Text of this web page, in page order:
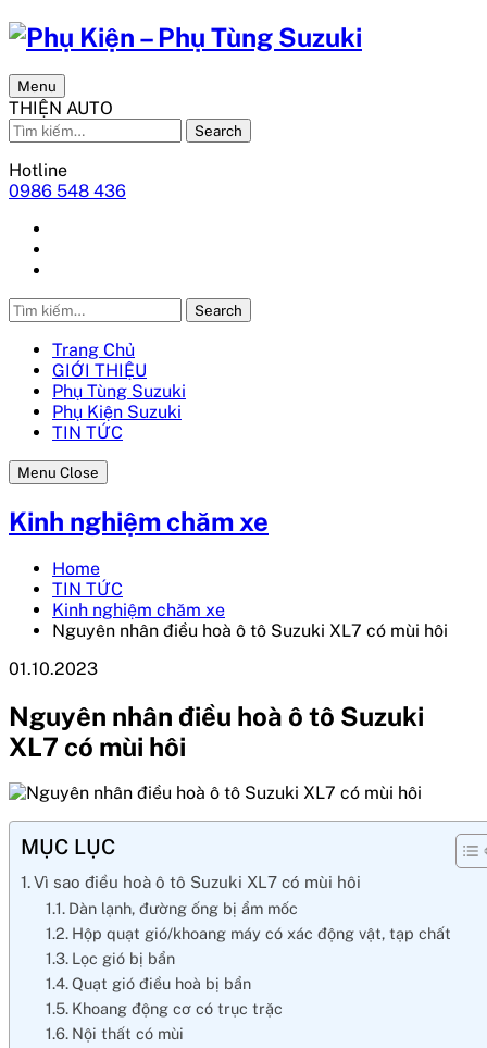
Menu
THIỆN AUTO
Search
Hotline
0986 548 436
Search
Trang Chủ
GIỚI THIỆU
Phụ Tùng Suzuki
Phụ Kiện Suzuki
TIN TỨC
Menu Close
Kinh nghiệm chăm xe
Home
TIN TỨC
Kinh nghiệm chăm xe
Nguyên nhân điều hoà ô tô Suzuki XL7 có mùi hôi
01.10.2023
Nguyên nhân điều hoà ô tô Suzuki
XL7 có mùi hôi
MỤC LỤC
Vì sao điều hoà ô tô Suzuki XL7 có mùi hôi
Dàn lạnh, đường ống bị ẩm mốc
Hộp quạt gió/khoang máy có xác động vật, tạp chất
Lọc gió bị bẩn
Quạt gió điều hoà bị bẩn
Khoang động cơ có trục trặc
Nội thất có mùi